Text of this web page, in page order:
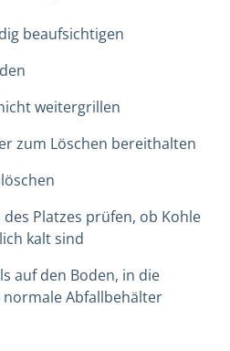
beaufsichtigen
weitergrillen
zum Löschen bereithalten
Platzes prüfen, ob Kohle
kalt sind
auf den Boden, in die
Abfallbehälter